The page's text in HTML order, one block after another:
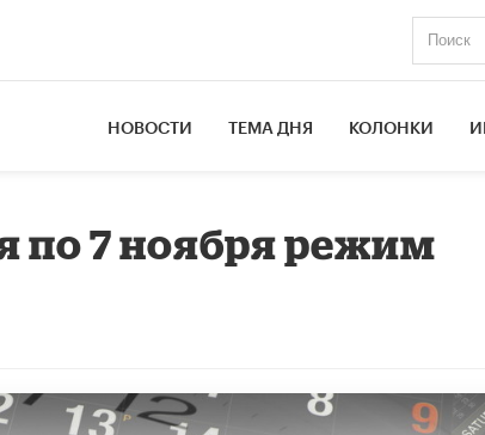
НОВОСТИ ТЕМА ДНЯ КОЛОНКИ
по 7 ноября режим